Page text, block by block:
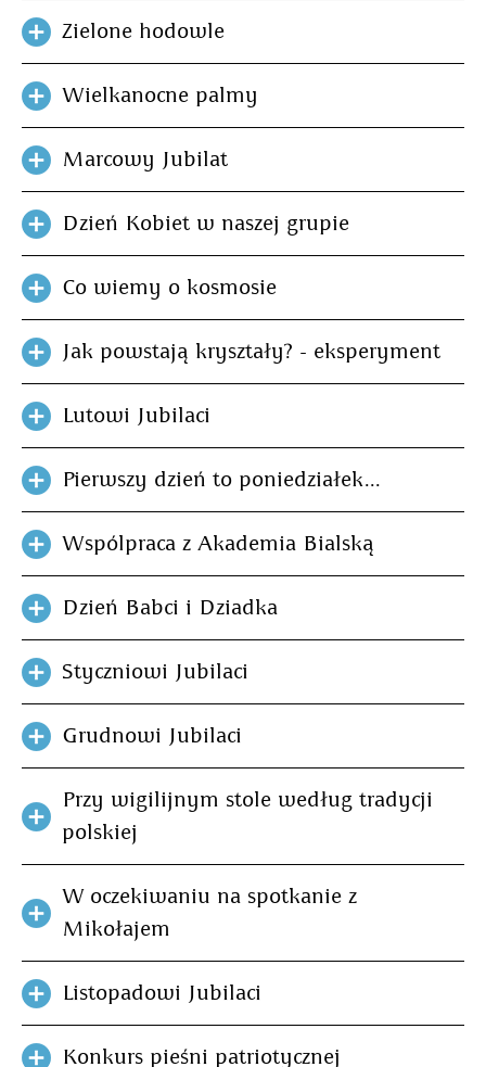
Zielone hodowle
Wielkanocne palmy
Marcowy Jubilat
Dzień Kobiet w naszej grupie
Co wiemy o kosmosie
Jak powstają kryształy? - eksperyment
Lutowi Jubilaci
Pierwszy dzień to poniedziałek...
Wspólpraca z Akademia Bialską
Dzień Babci i Dziadka
Styczniowi Jubilaci
Grudnowi Jubilaci
Przy wigilijnym stole według tradycji
polskiej
W oczekiwaniu na spotkanie z
Mikołajem
Listopadowi Jubilaci
Konkurs pieśni patriotycznej